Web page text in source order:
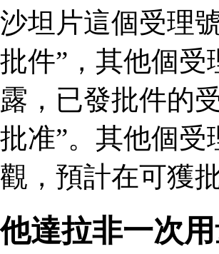
沙坦片這個受理
批件”，其他個受
露，已發批件的
批准”。其他個
觀，預計在可獲
他達拉非一次